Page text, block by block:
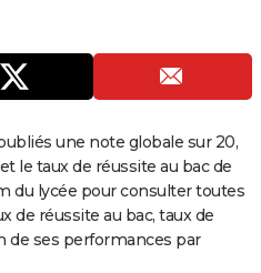
une note globale sur 20,
le taux de réussite au bac de
du lycée pour consulter toutes
de réussite au bac, taux de
de ses performances par